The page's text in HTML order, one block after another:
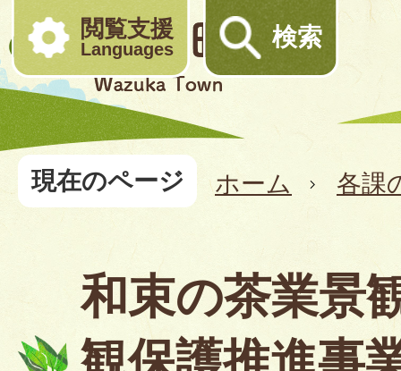
閲覧支援
Languages 検索
現在のページ ホーム 各課
和束の茶業景